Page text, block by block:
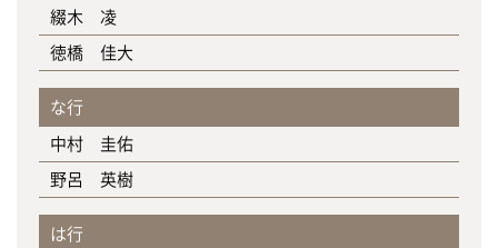
綴木 凌
徳橋 佳大
な行
中村 圭佑
野呂 英樹
は行